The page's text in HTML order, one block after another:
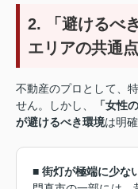
2. 「避けるべ
エリアの共通点
不動産のプロとして、
せん。しかし、
「女性
が避けるべき環境は明
■ 街灯が極端に少な